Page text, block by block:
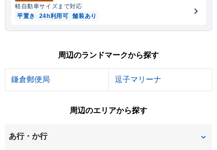
軽自動車サイズまで対応
平置き
24h利用可 舗装あり
周辺のランドマークから探す
鎌倉郵便局 逗子マリーナ
周辺のエリアから探す
あ行・か行